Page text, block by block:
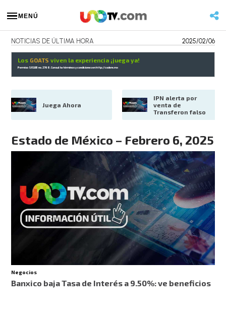
MENÚ
NOTICIAS DE ÚLTIMA HORA 2025/02/06
Los GOATS viven la experiencia ¡juega ya!
Permiso SEGOB no. 2768. Consulta términos y condiciones enhttp://codere.mx
Juega Ahora
IPN alerta por
venta de
Transferon falso
Estado de México – Febrero 6, 2025
Negocios
Banxico baja Tasa de Interés a 9.50%: ve beneficios